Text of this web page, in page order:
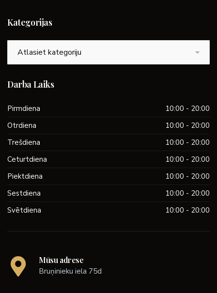
Kategorijas
Darba Laiks
Pirmdiena
10:00 - 20:00
Otrdiena
10:00 - 20:00
Trešdiena
10:00 - 20:00
Ceturtdiena
10:00 - 20:00
Piektdiena
10:00 - 20:00
Sestdiena
10:00 - 20:00
Svētdiena
10:00 - 20:00
Mūsu adrese
Bruņinieku iela 75d